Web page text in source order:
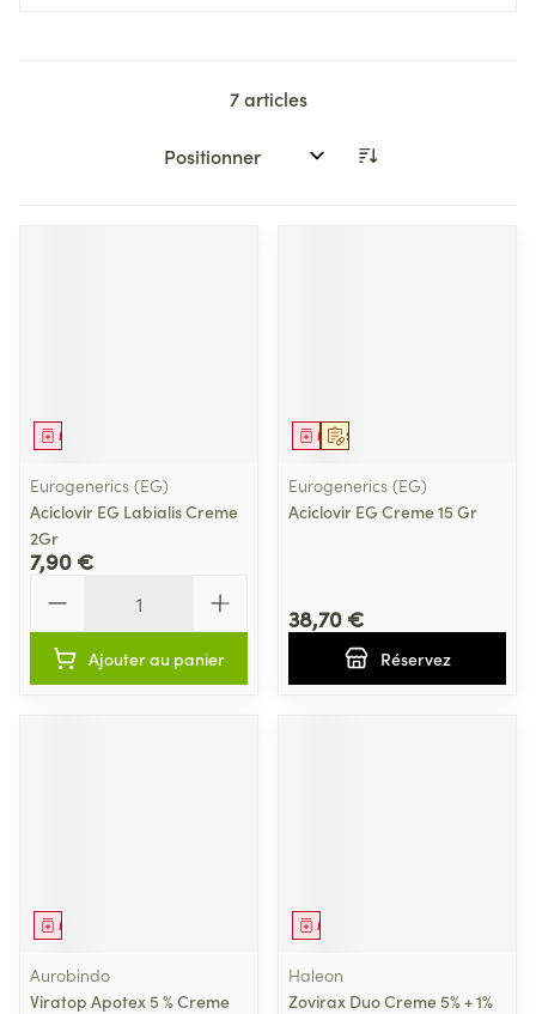
7articles
Trier par:
Médicament
Eurogenerics (EG)
Aciclovir EG Labialis Creme
2Gr
7,90 €
Ajouter au panier
Sur prescription
Médicament
Eurogenerics (EG)
Aciclovir EG Creme 15 Gr
38,70 €
Réservez
Médicament
Aurobindo
Viratop Apotex 5 % Creme
Médicament
Haleon
Zovirax Duo Creme 5% + 1%